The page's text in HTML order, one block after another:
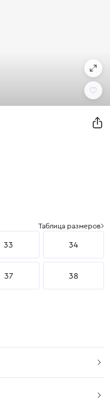
Таблица размеров
33 34
37 38